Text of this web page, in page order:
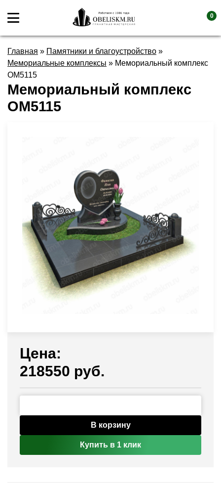
0
Главная » Памятники и благоустройство »
Мемориальные комплексы » Мемориальный комплекс
OM5115
Мемориальный комплекс
OM5115
Цена:
218550 руб.
В корзину
Купить в 1 клик